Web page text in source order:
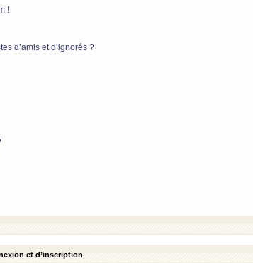
!
d’amis et d’ignorés ?
et d’inscription